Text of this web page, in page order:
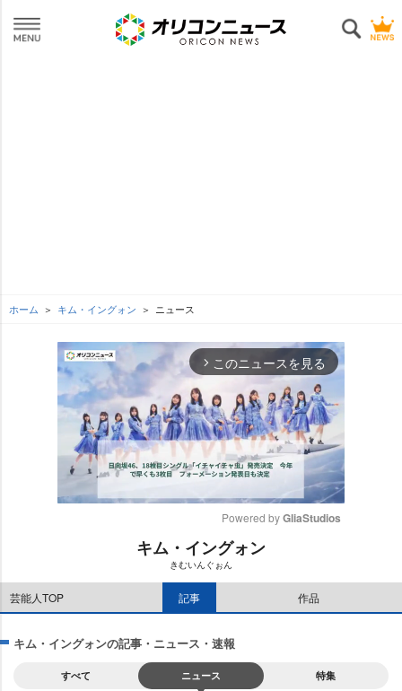
ホーム キム・イングォン ニュース
arrow_forward_ios このニュースを見る
Powered by GliaStudios
キム・イングォン
きむいんぐぉん
芸能人TOP 記事 作品
キム・イングォンの記事・ニュース・速報
すべて ニュース 特集